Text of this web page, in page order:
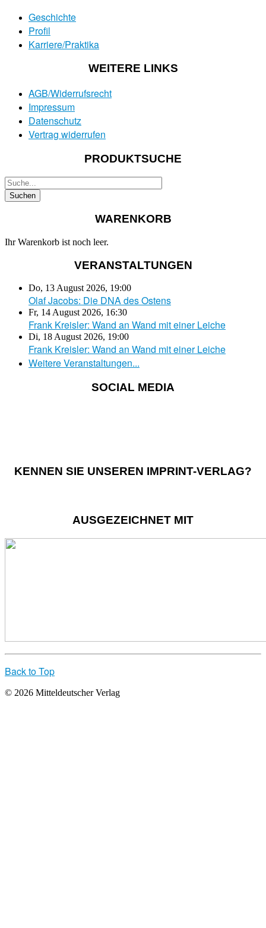
Geschichte
Profil
Karriere/Praktika
WEITERE LINKS
AGB/Widerrufsrecht
Impressum
Datenschutz
Vertrag widerrufen
PRODUKTSUCHE
WARENKORB
Ihr Warenkorb ist noch leer.
VERANSTALTUNGEN
Do, 13 August 2026, 19:00
Olaf Jacobs: Die DNA des Ostens
Fr, 14 August 2026, 16:30
Frank Kreisler: Wand an Wand mit einer Leiche
Di, 18 August 2026, 19:00
Frank Kreisler: Wand an Wand mit einer Leiche
Weitere Veranstaltungen...
SOCIAL MEDIA
KENNEN SIE UNSEREN IMPRINT-VERLAG?
AUSGEZEICHNET MIT
Back to Top
© 2026 Mitteldeutscher Verlag